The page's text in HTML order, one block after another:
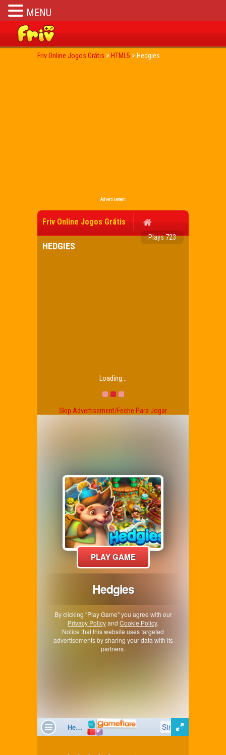
Friv Online Jogos Grátis > HTML5 > Hedgies
Advertisement
Friv Online Jogos Grátis
Plays 723
HEDGIES
Loading...
Skip Advertisement/Feche Para Jogar
MENU